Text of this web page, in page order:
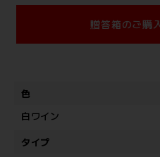
贈答箱のご購
色
白ワイン
タイプ